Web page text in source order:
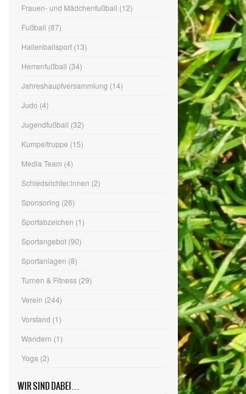
2. Herren(17)
Allgemein(238)
Ansprechpartner(14)
Ehrenamt(8)
Events(56)
Frauen- und Mädchenfußball
Fußball(87)
Hallenballsport(13)
Herrenfußball(34)
Jahreshauptversammlung
Judo(4)
Jugendfußball(32)
Kumpeltruppe (15)
Media Team(4)
Schiedsrichter:innen(2)
Sponsoring(26)
Sportabzeichen
Sportangebot
Sportanlagen
Turnen & Fitness